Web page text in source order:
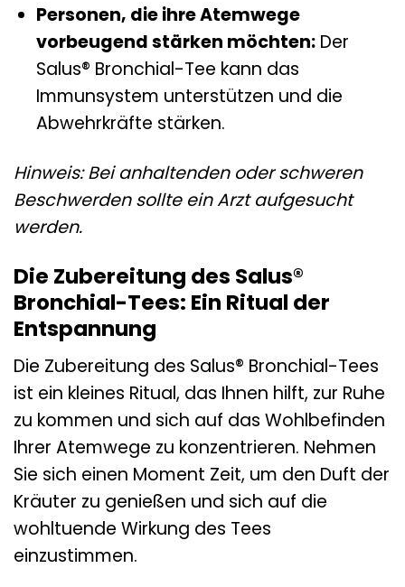
Personen, die ihre Atemwege
vorbeugend stärken möchten:Der
Salus® Bronchial-Tee kann das
Immunsystem unterstützen und die
Abwehrkräfte stärken.
Hinweis: Bei anhaltenden oder schweren
Beschwerden sollte ein Arzt aufgesucht
werden.
Die Zubereitung des Salus®
Bronchial-Tees: Ein Ritual der
Entspannung
Die Zubereitung des Salus® Bronchial-Tees
ist ein kleines Ritual, das Ihnen hilft, zur Ruhe
zu kommen und sich auf das Wohlbefinden
Ihrer Atemwege zu konzentrieren. Nehmen
Sie sich einen Moment Zeit, um den Duft der
Kräuter zu genießen und sich auf die
wohltuende Wirkung des Tees
einzustimmen.